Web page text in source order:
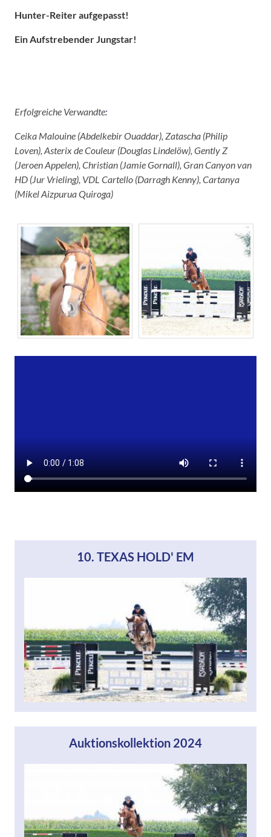
Hunter-Reiter aufgepasst!
Ein Aufstrebender Jungstar!
Erfolgreiche Verwandte:
Ceika Malouine (Abdelkebir Ouaddar), Zatascha (Philip
Loven), Asterix de Couleur (Douglas Lindelöw), Gently Z
(Jeroen Appelen), Christian (Jamie Gornall), Gran Canyon van
HD (Jur Vrieling), VDL Cartello (Darragh Kenny), Cartanya
(Mikel Aizpurua Quiroga)
10. TEXAS HOLD' EM
Auktionskollektion 2024